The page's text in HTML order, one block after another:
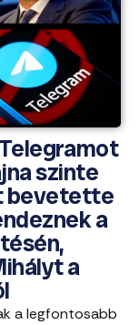
szinte
bevetette
a
a
a legfontosabb